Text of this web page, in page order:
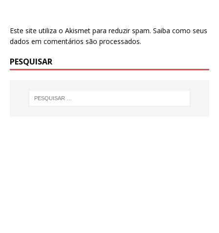
Este site utiliza o Akismet para reduzir spam. Saiba como seus
dados em comentários são processados.
PESQUISAR